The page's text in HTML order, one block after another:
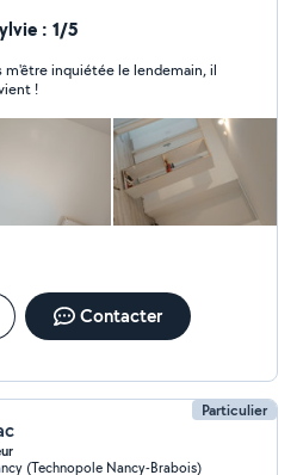
terasse ect..
: 1/5
m'être inquiétée le lendemain, il
!
Contacter
Particulier
(Technopole Nancy-Brabois)